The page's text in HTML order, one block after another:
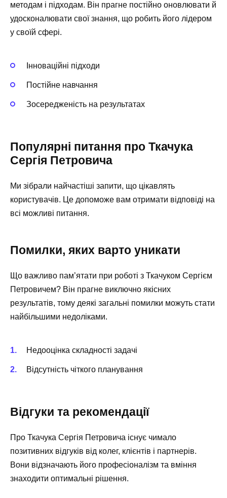
методам і підходам. Він прагне постійно оновлювати й
удосконалювати свої знання, що робить його лідером
у своїй сфері.
Інноваційні підходи
Постійне навчання
Зосередженість на результатах
Популярні питання про Ткачука
Сергія Петровича
Ми зібрали найчастіші запити, що цікавлять
користувачів. Це допоможе вам отримати відповіді на
всі можливі питання.
Помилки, яких варто уникати
Що важливо пам’ятати при роботі з Ткачуком Сергієм
Петровичем? Він прагне виключно якісних
результатів, тому деякі загальні помилки можуть стати
найбільшими недоліками.
Недооцінка складності задачі
Відсутність чіткого планування
Відгуки та рекомендації
Про Ткачука Сергія Петровича існує чимало
позитивних відгуків від колег, клієнтів і партнерів.
Вони відзначають його професіоналізм та вміння
знаходити оптимальні рішення.